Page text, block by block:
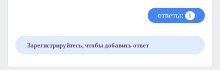
ответы: 1
Зарегистрируйтесь, чтобы добавить ответ